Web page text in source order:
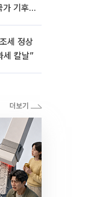
가 기후
세 정상
세 칼날”